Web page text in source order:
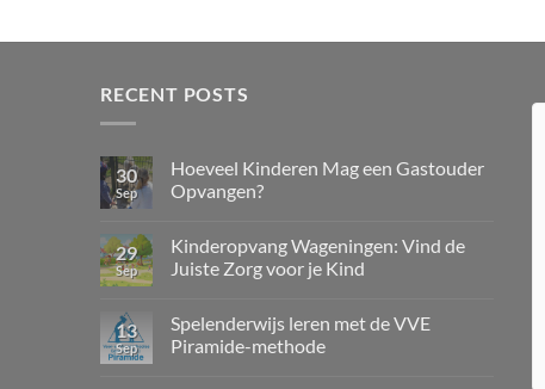
RECENT POSTS
30
Sep
Hoeveel Kinderen Mag een Gastouder
Opvangen?
29
Sep
Kinderopvang Wageningen: Vind de
Juiste Zorg voor je Kind
13
Sep
Spelenderwijs leren met de VVE
Piramide-methode
zorgzaam en creatief; de kinderen word
altijd bij daar dank u voor als